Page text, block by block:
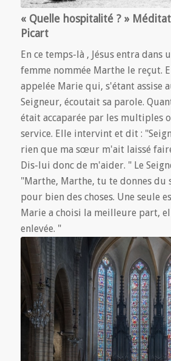
« Quelle hospitalité ? »
Picart
En ce temps-là , Jésus entra dans
femme nommée Marthe le reçut.
appelée Marie qui, s'étant assise
Seigneur, écoutait sa parole.
était accaparée par les multiples
service. Elle intervint et dit :
rien que ma sœur m'ait laissé
Dis-lui donc de m'aider. " Le
"Marthe, Marthe, tu te donnes du
pour bien des choses. Une seule
Marie a choisi la meilleure part,
enlevée. "